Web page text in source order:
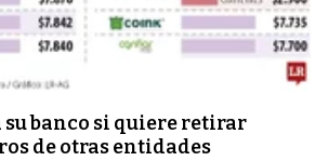
su banco si quiere retirar
de otras entidades